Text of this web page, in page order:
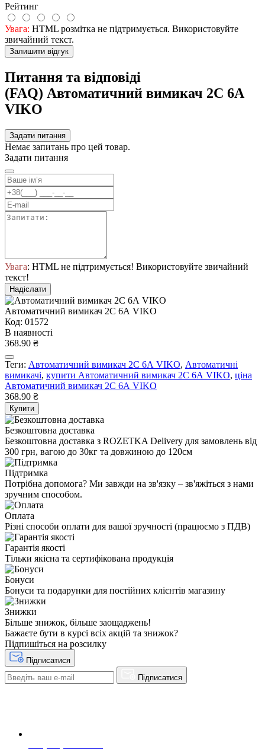
Рейтинг
Увага: HTML розмітка не підтримується. Використовуйте
звичайний текст.
Залишити відгук
Питання та відповіді
(FAQ) Автоматичний вимикач 2C 6А
VIKO
Задати питання
Немає запитань про цей товар.
Задати питання
Увага: HTML не підтримується! Використовуйте звичайний
текст!
Надіслати
Автоматичний вимикач 2C 6А VIKO
Код: 01572
В наявності
368.90 ₴
Теги: Автоматичний вимикач 2C 6А VIKO, Автоматичні
вимикачі, купити Автоматичний вимикач 2C 6А VIKO, ціна
Автоматичний вимикач 2C 6А VIKO
368.90 ₴
Купити
Безкоштовна доставка
Безкоштовна доставка з ROZETKA Delivery для замовлень від
300 грн, вагою до 30кг та довжиною до 120см
Підтримка
Потрібна допомога? Ми завжди на зв'язку – зв'яжіться з нами
зручним способом.
Оплата
Різні способи оплати для вашої зручності (працюємо з ПДВ)
Гарантія якості
Тільки якісна та сертифікована продукція
Бонуси
Бонуси та подарунки для постійних клієнтів магазину
Знижки
Більше знижок, більше заощаджень!
Бажаєте бути в курсі всіх акцій та знижок?
Підпишіться на розсилку
Підписатися
Підписатися